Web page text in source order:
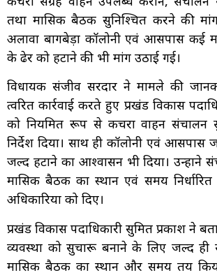
तथा मासिक बैठक सुनिश्चित करने की
अलावा बागबेड़ा कॉलोनी एवं आसपास कई
के ढेर को हटाने की भी मांग उठाई गई।
विधायक संजीव सरदार ने मामले की
त्वरित कार्रवाई करते हुए प्रखंड विकास
को नियमित रूप से कचरा वाहन संचालन
निर्देश दिया। साथ ही कॉलोनी एवं
जल्द हटाने का आश्वासन भी दिया। उन्होंने
मासिक बैठक का स्थान एवं समय
अधिकारियों को दिए।
प्रखंड विकास पदाधिकारी सुमित प्रकाश ने
व्यवस्था को सुचारू बनाने के लिए जल्द ही
मासिक बैठक का स्थान और समय तय